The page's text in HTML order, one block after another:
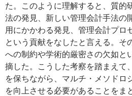
た。このように理解すると、質的
法の発見、新しい管理会計手法の
用にかかわる発見、管理会計プロ
という貢献をなしたと言える。そ
への制約や学術的厳密さの欠如と
摘した。こうした考察を踏まえて
を保ちながら、マルチ・メソドロ
を向上させる必要があることをま